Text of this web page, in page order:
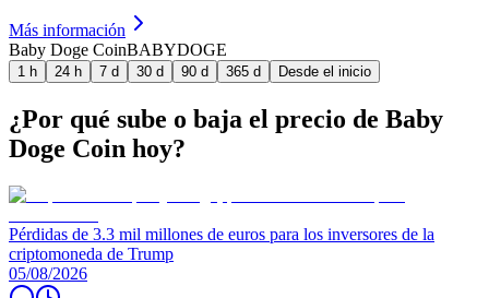
Más información
Baby Doge CoinBABYDOGE
1 h 24 h 7 d 30 d 90 d 365 d Desde el inicio
¿Por qué sube o baja el precio de Baby
Doge Coin hoy?
Pérdidas de 3.3 mil millones de euros para los inversores de la
criptomoneda de Trump
05/08/2026